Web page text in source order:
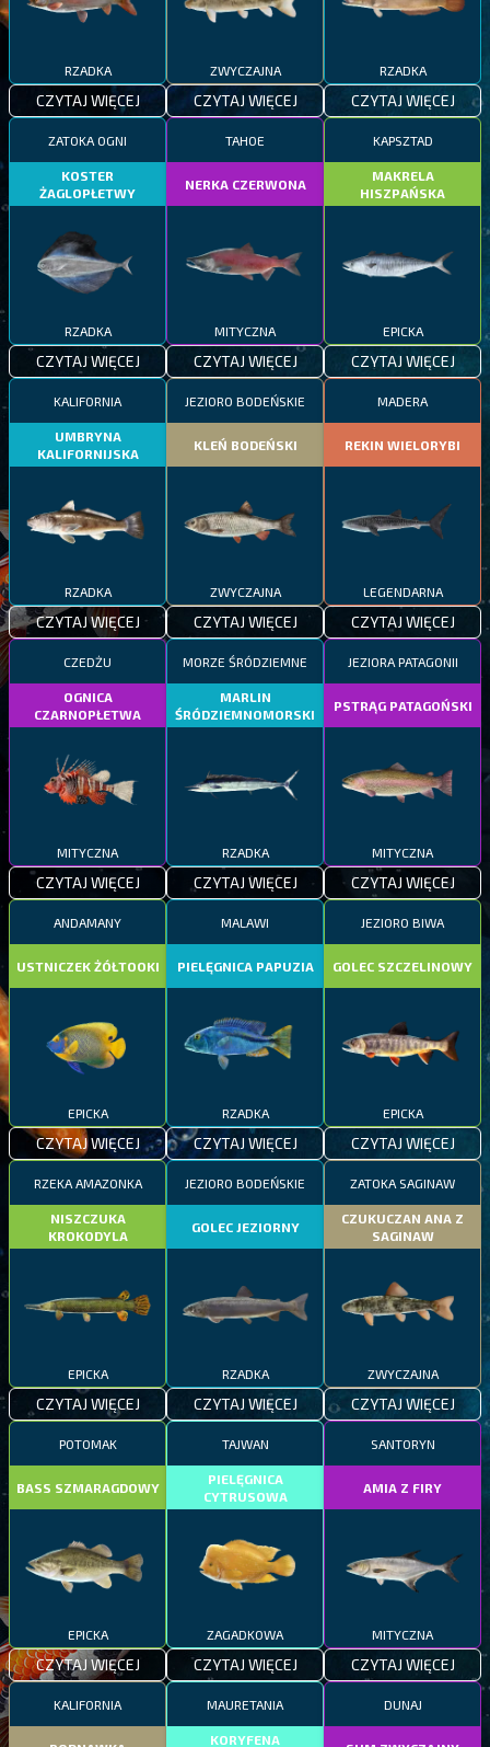
RZADKA
CZYTAJ WIĘCEJ
ZWYCZAJNA
CZYTAJ WIĘCEJ
RZADKA
CZYTAJ WIĘCEJ
ZATOKA OGNI
KOSTER
ŻAGLOPŁETWY
RZADKA
CZYTAJ WIĘCEJ
TAHOE
NERKA CZERWONA
MITYCZNA
CZYTAJ WIĘCEJ
KAPSZTAD
MAKRELA
HISZPAŃSKA
EPICKA
CZYTAJ WIĘCEJ
KALIFORNIA
UMBRYNA
KALIFORNIJSKA
RZADKA
CZYTAJ WIĘCEJ
JEZIORO BODEŃSKIE
KLEŃ BODEŃSKI
ZWYCZAJNA
CZYTAJ WIĘCEJ
MADERA
REKIN WIELORYBI
LEGENDARNA
CZYTAJ WIĘCEJ
CZEDŻU
OGNICA
CZARNOPŁETWA
MITYCZNA
CZYTAJ WIĘCEJ
MORZE ŚRÓDZIEMNE
MARLIN
ŚRÓDZIEMNOMORSKI
RZADKA
CZYTAJ WIĘCEJ
JEZIORA PATAGONII
PSTRĄG PATAGOŃSKI
MITYCZNA
CZYTAJ WIĘCEJ
ANDAMANY
USTNICZEK ŻÓŁTOOKI
EPICKA
CZYTAJ WIĘCEJ
MALAWI
PIELĘGNICA PAPUZIA
RZADKA
CZYTAJ WIĘCEJ
JEZIORO BIWA
GOLEC SZCZELINOWY
EPICKA
CZYTAJ WIĘCEJ
RZEKA AMAZONKA
NISZCZUKA
KROKODYLA
EPICKA
CZYTAJ WIĘCEJ
JEZIORO BODEŃSKIE
GOLEC JEZIORNY
RZADKA
CZYTAJ WIĘCEJ
ZATOKA SAGINAW
CZUKUCZAN ANA Z
SAGINAW
ZWYCZAJNA
CZYTAJ WIĘCEJ
POTOMAK
BASS SZMARAGDOWY
EPICKA
CZYTAJ WIĘCEJ
TAJWAN
PIELĘGNICA
CYTRUSOWA
ZAGADKOWA
CZYTAJ WIĘCEJ
SANTORYN
AMIA Z FIRY
MITYCZNA
CZYTAJ WIĘCEJ
KALIFORNIA MAURETANIA
KORYFENA
DUNAJ